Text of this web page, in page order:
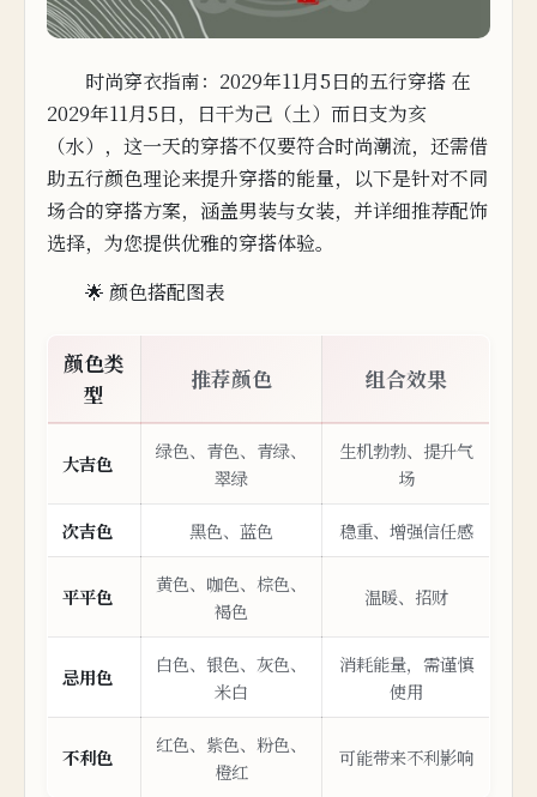
时尚穿衣指南：2029年11月5日的五行穿搭 在
2029年11月5日，日干为己（土）而日支为亥
（水），这一天的穿搭不仅要符合时尚潮流，还需借
助五行颜色理论来提升穿搭的能量， 以下是针对不同
场合的穿搭方案，涵盖男装与女装，并详细推荐配饰
选择，为您提供优雅的穿搭体验。
🌟 颜色搭配图表
颜色类
型
推荐颜色 组合效果
大吉色
绿色、青色、青绿、
翠绿
生机勃勃、提升气
场
次吉色 黑色、蓝色 稳重、增强信任感
平平色
黄色、咖色、棕色、
褐色
温暖、招财
忌用色
白色、银色、灰色、
米白
消耗能量，需谨慎
使用
不利色
红色、紫色、粉色、
橙红
可能带来不利影响